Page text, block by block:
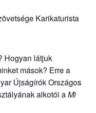
Karikaturista
Hogyan látjuk
mások? Erre a
Újságírók Országos
alkotói aMi